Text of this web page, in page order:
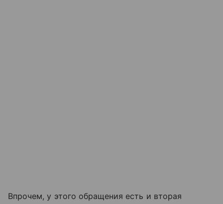
Впрочем, у этого обращения есть и вторая